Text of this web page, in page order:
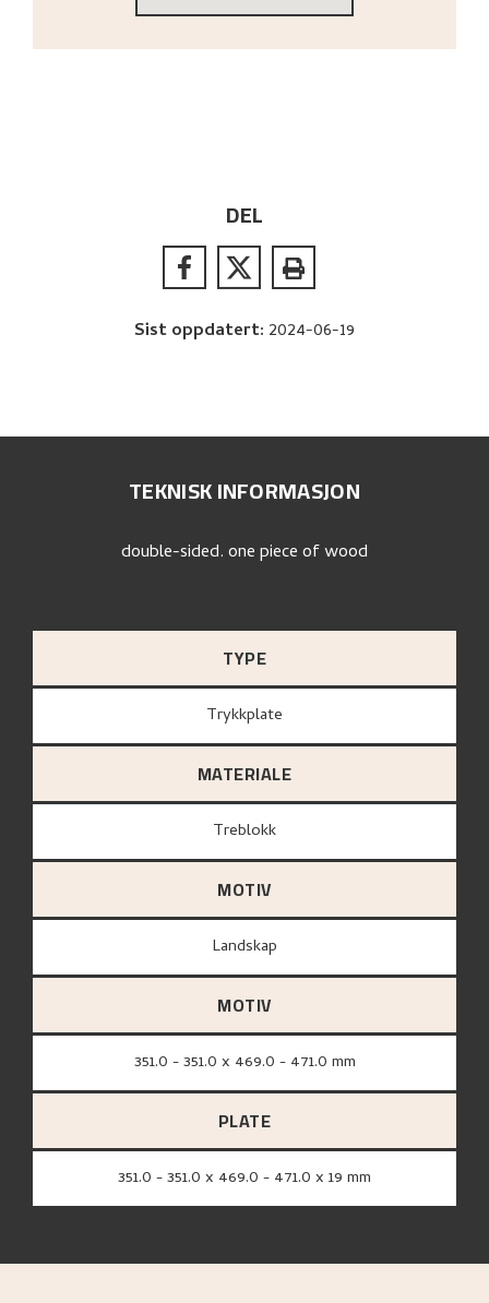
DEL
Sist oppdatert: 2024-06-19
TEKNISK INFORMASJON
TYPE
Trykkplate
MATERIALE
treblokk
MOTIV
Landskap
double-sided. one piece of wood
MOTIV
351.0 - 351.0 x 469.0 - 471.0 mm
PLATE
351.0 - 351.0 x 469.0 - 471.0 x 19 mm